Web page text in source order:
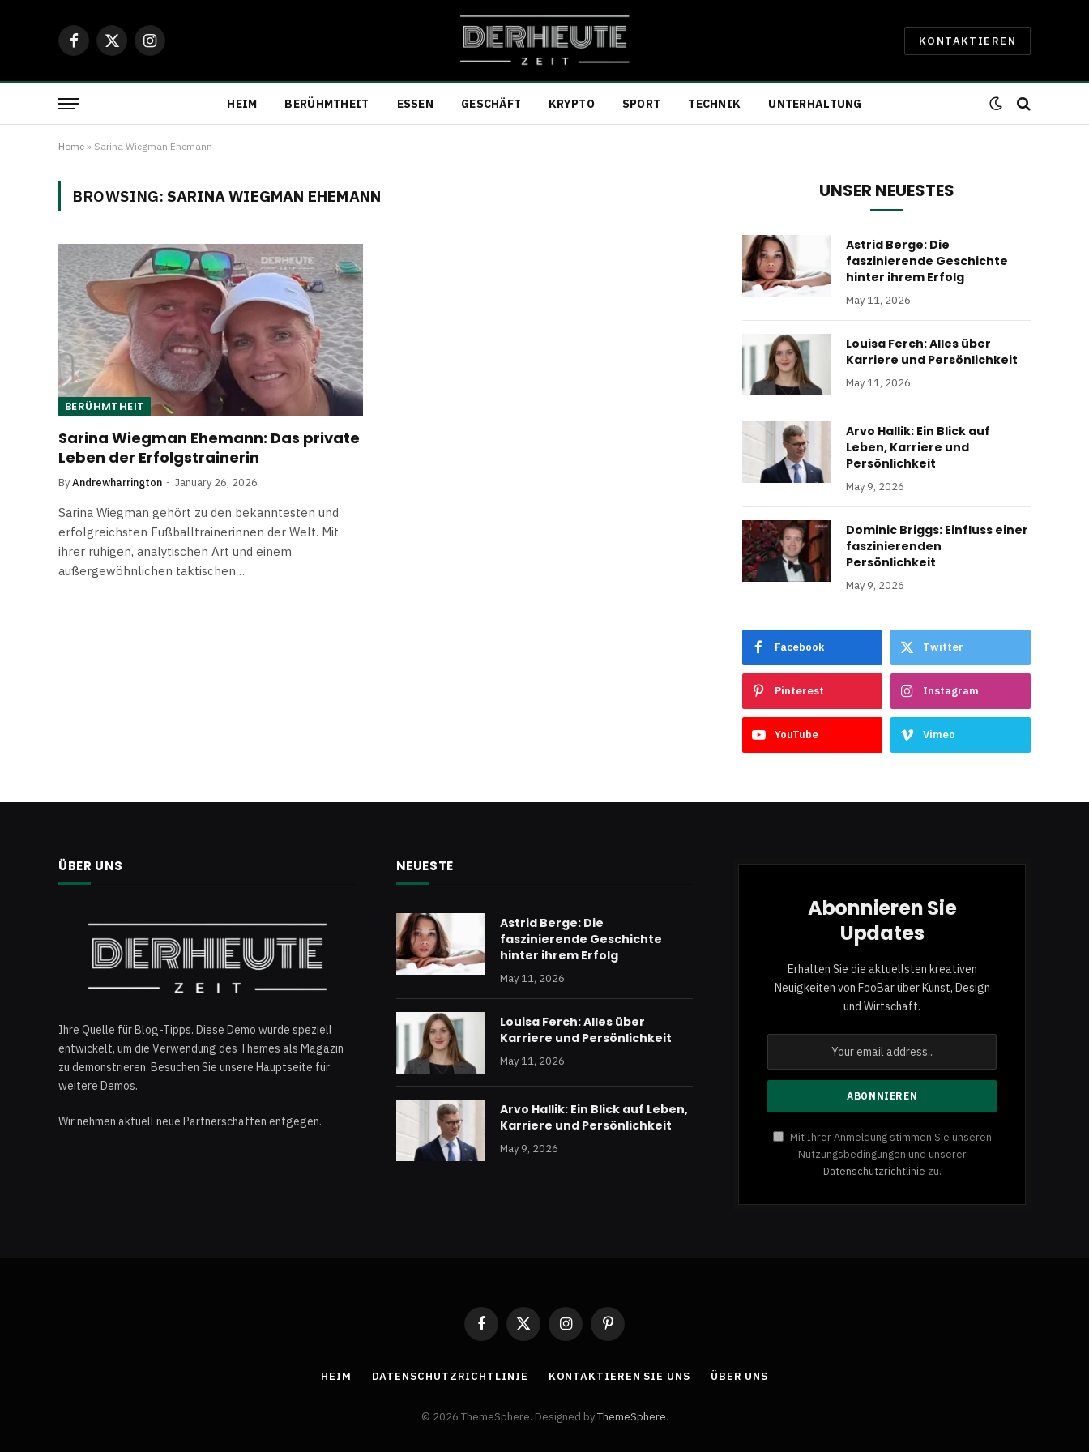
Facebook
X
Instagram KONTAKTIEREN
HEIM BERÜHMTHEIT ESSEN GESCHÄFT KRYPTO SPORT TECHNIK UNTERHALTUNG
Home » Sarina Wiegman Ehemann
BROWSING: SARINA WIEGMAN EHEMANN
BERÜHMTHEIT
Sarina Wiegman Ehemann: Das private
Leben der Erfolgs­trainerin
ByAndrewharrington January 26, 2026
Sarina Wiegman gehört zu den bekanntesten und
erfolgreichsten Fußballtrainerinnen der Welt. Mit
ihrer ruhigen, analytischen Art und einem
außergewöhnlichen taktischen…
UNSER NEUESTES
Astrid Berge: Die
faszinierende Geschichte
hinter ihrem Erfolg
May 11, 2026
Louisa Ferch: Alles über
Karriere und Persönlichkeit
May 11, 2026
Arvo Hallik: Ein Blick auf
Leben, Karriere und
Persönlichkeit
May 9, 2026
Dominic Briggs: Einfluss einer
faszinierenden
Persönlichkeit
May 9, 2026
Facebook Twitter
Pinterest Instagram
YouTube Vimeo
ÜBER UNS
Ihre Quelle für Blog-Tipps. Diese Demo wurde speziell
entwickelt, um die Verwendung des Themes als Magazin
zu demonstrieren. Besuchen Sie unsere Hauptseite für
weitere Demos.
Wir nehmen aktuell neue Partnerschaften entgegen.
NEUESTE
Astrid Berge: Die
faszinierende Geschichte
hinter ihrem Erfolg
May 11, 2026
Louisa Ferch: Alles über
Karriere und Persönlichkeit
May 11, 2026
Arvo Hallik: Ein Blick auf Leben,
Karriere und Persönlichkeit
May 9, 2026
Abonnieren Sie
Updates
Erhalten Sie die aktuellsten kreativen
Neuigkeiten von FooBar über Kunst, Design
und Wirtschaft.
Mit Ihrer Anmeldung stimmen Sie unseren
Nutzungsbedingungen und unserer
Datenschutzrichtlinie zu.
Facebook
X
InstagramPinterest
HEIM DATENSCHUTZRICHTLINIE KONTAKTIEREN SIE UNS ÜBER UNS
© 2026 ThemeSphere. Designed byThemeSphere.